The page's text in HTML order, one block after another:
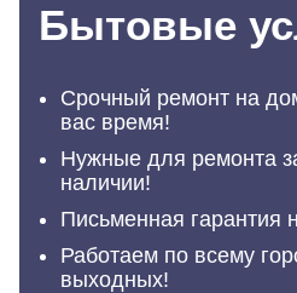
Бытовые
Срочный ремонт на
вас время!
Нужные для ремонта
наличии!
Письменная гарантия
Работаем по всему
выходных!